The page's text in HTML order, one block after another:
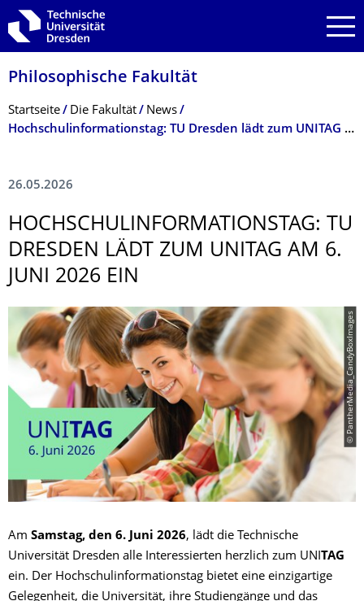
Zur Hauptnavigation springen
Zur Suche springen
Zum Inhalt springen
Philosophische Fakultät
Breadcrumb-Menü
Startseite Die Fakultät
News
Hochschulinformationstag: TU Dresden lädt zum UNITAG am 6. Juni 2026 ein
26.05.2026
HOCHSCHULINFOR­MATIONSTAG: TU
DRESDEN LÄDT ZUM UNITAG AM 6.
JUNI 2026 EIN
© PantherMedia_CandyBoxImages
Am Samstag, den 6. Juni 2026, lädt die Technische
Universität Dresden alle Interessierten herzlich zum UNI
TAG
ein. Der Hochschulinformationstag bietet eine einzigartige
Gelegenheit, die Universität, ihre Studiengänge und das